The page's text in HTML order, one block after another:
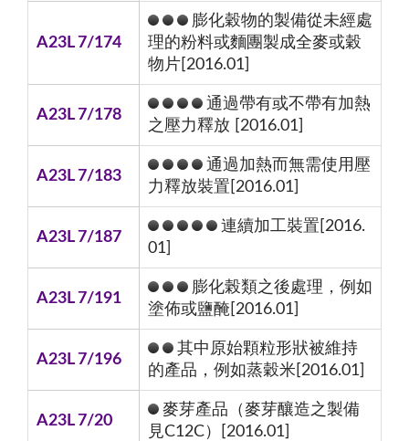
A23L 7/174
膨化穀物的製備從未經處
理的粉料或麵團製成全麥或穀
物片[2016.01]
A23L 7/178
通過帶有或不帶有加熱
之壓力釋放 [2016.01]
A23L 7/183
通過加熱而無需使用壓
力釋放裝置[2016.01]
A23L 7/187
連續加工裝置[2016.
01]
A23L 7/191
膨化榖類之後處理，例如
塗佈或鹽醃[2016.01]
A23L 7/196
其中原始顆粒形狀被維持
的產品，例如蒸穀米[2016.01]
A23L 7/20
麥芽產品（麥芽釀造之製備
見C12C）[2016.01]